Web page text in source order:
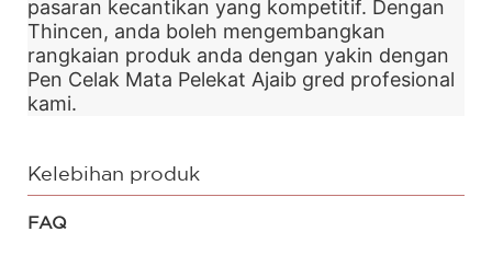
pasaran kecantikan yang kompetitif. Dengan
Thincen, anda boleh mengembangkan
rangkaian produk anda dengan yakin dengan
Pen Celak Mata Pelekat Ajaib gred profesional
kami.
Kelebihan produk
FAQ